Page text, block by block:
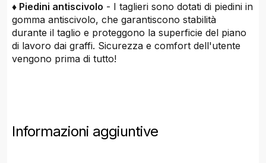
♦ Piedini antiscivolo - I taglieri sono dotati di piedini in
gomma antiscivolo, che garantiscono stabilità
durante il taglio e proteggono la superficie del piano
di lavoro dai graffi. Sicurezza e comfort dell'utente
vengono prima di tutto!
Informazioni aggiuntive